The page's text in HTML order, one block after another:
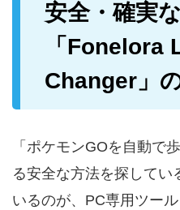
安全・確実
「Fonelora
Changer」
「ポケモンGOを自動で
る安全な方法を探してい
いるのが、PC専用ツール